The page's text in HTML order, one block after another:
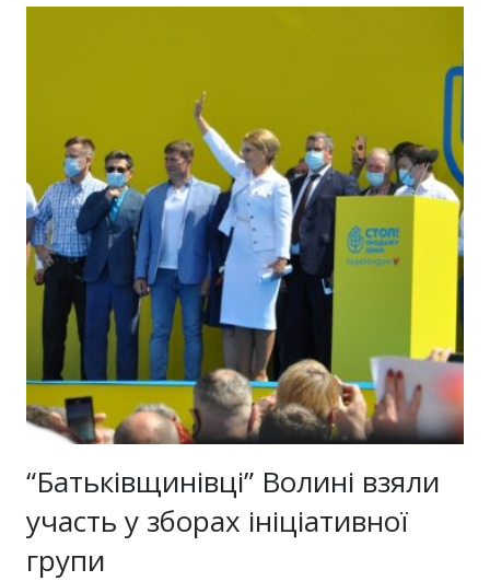
“Батьківщинівці” Волині взяли
участь у зборах ініціативної
групи